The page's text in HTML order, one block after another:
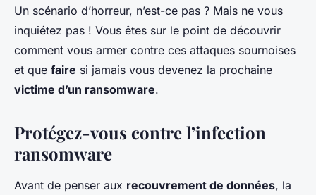
Un scénario d’horreur, n’est-ce pas ? Mais ne vous
inquiétez pas ! Vous êtes sur le point de découvrir
comment vous armer contre ces attaques sournoises
et que faire si jamais vous devenez la prochaine
victime d’un ransomware.
Protégez-vous contre l’infection
ransomware
Avant de penser aux recouvrement de données, la